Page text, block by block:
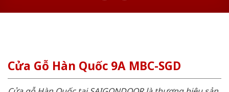
Cửa Gỗ Hàn Quốc 9A MBC-SGD